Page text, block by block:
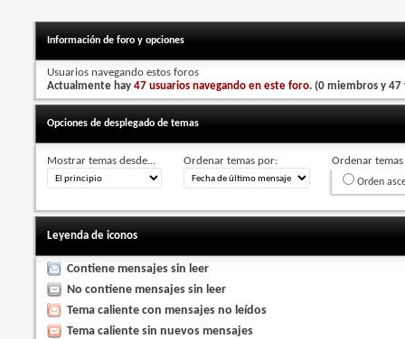
Información de foro y opciones
Usuarios navegando estos foros
Actualmente hay47 usuarios navegando en este foro. (0 miembros y 47
Opciones de desplegado de temas
Mostrar temas desde... Ordenar temas por: Ordenar
Orden
Leyenda de iconos
Contiene mensajes sin leer
No contiene mensajes sin leer
Tema caliente con mensajes no leídos
Tema caliente sin nuevos mensajes